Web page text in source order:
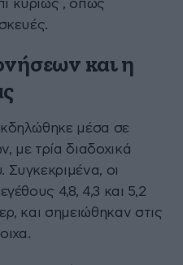
κυρίως , όπως
και η
μέσα σε
με τρία διαδοχικά
οι
4,8, 4,3 και 5,2
και σημειώθηκαν στις